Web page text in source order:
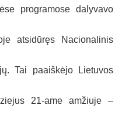
programose dalyvavo
atsidūręs Nacionalinis
Tai paaiškėjo Lietuvos
21-ame amžiuje –